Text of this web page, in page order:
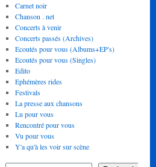
Carnet noir
Chanson . net
Concerts à venir
Concerts passés (Archives)
Ecoutés pour vous (Albums+EP's)
Ecoutés pour vous (Singles)
Edito
Ephémères rides
Festivals
La presse aux chansons
Lu pour vous
Rencontré pour vous
Vu pour vous
Y'a qu'à les voir sur scène